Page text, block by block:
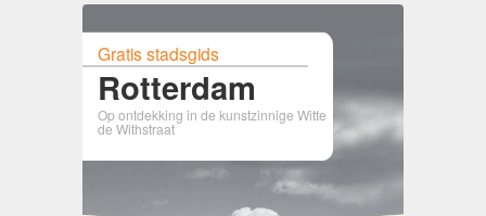
Gratis stadsgids
Rotterdam
Op ontdekking in de kunstzinnige Witte
de Withstraat